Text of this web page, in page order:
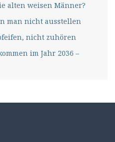
alten weisen Männer?
man nicht ausstellen
nicht zuhören
im Jahr 2036 –